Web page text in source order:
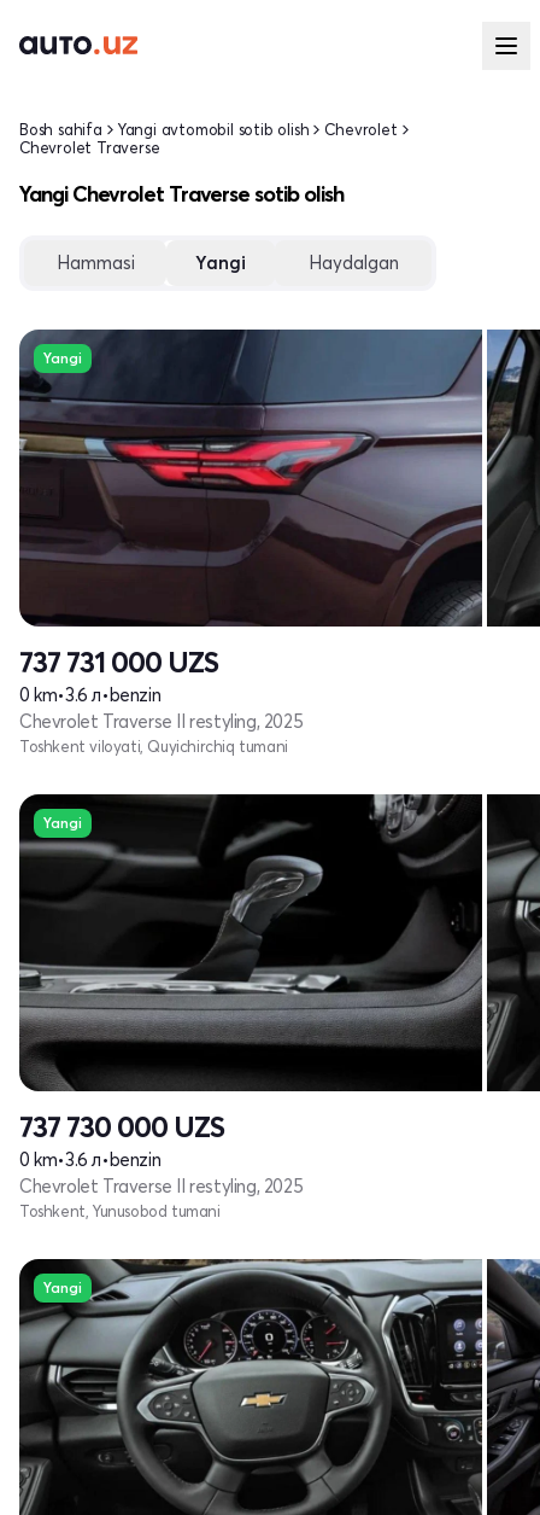
Bosh sahifa Yangi avtomobil sotib olish
Chevrolet
Chevrolet Traverse
Yangi Chevrolet Traverse sotib olish
Hammasi Yangi Haydalgan
Yangi
737 731 000 UZS
0 km•3.6 л•benzin
Chevrolet Traverse II restyling, 2025
Toshkent viloyati, Quyichirchiq tumani
Yangi
737 730 000 UZS
0 km•3.6 л•benzin
Chevrolet Traverse II restyling, 2025
Toshkent, Yunusobod tumani
Yangi